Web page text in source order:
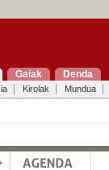
Gaiak Denda
Kirolak Mundua